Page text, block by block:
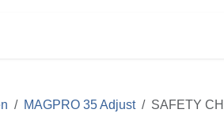
MAGPRO 35 Adjust SAFETY CHAIN